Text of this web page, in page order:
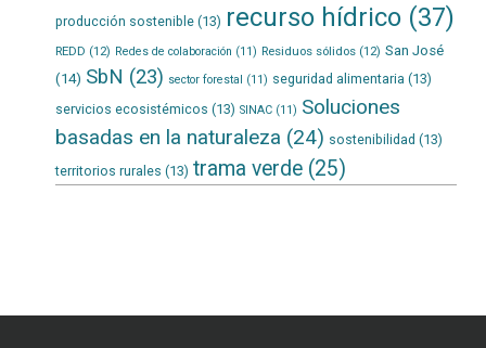
producción sostenible(13) recurso hídrico(37)
REDD (12) Redes de colaboración (11) Residuos sólidos(12) San José
(14) SbN (23) sector forestal (11) seguridad alimentaria (13)
servicios ecosistémicos (13) SINAC(11) Soluciones
basadas en la naturaleza (24) sostenibilidad (13)
territorios rurales (13) trama verde(25)